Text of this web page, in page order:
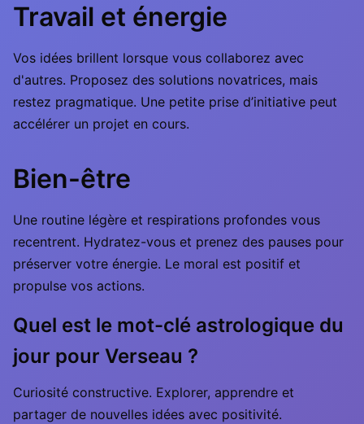
Travail et énergie
Vos idées brillent lorsque vous collaborez avec
d'autres. Proposez des solutions novatrices, mais
restez pragmatique. Une petite prise d’initiative peut
accélérer un projet en cours.
Bien-être
Une routine légère et respirations profondes vous
recentrent. Hydratez-vous et prenez des pauses pour
préserver votre énergie. Le moral est positif et
propulse vos actions.
Quel est le mot-clé astrologique du
jour pour Verseau ?
Curiosité constructive. Explorer, apprendre et
partager de nouvelles idées avec positivité.